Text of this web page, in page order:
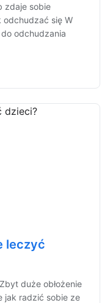
zdaje sobie
odchudzać się W
odchudzania
leczyć
duże obłożenie
jak radzić sobie ze